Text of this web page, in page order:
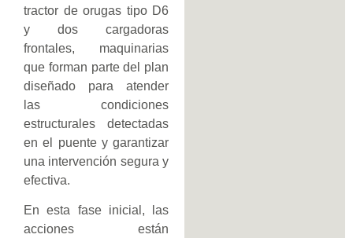
tractor de orugas tipo D6
y dos cargadoras
frontales, maquinarias
que forman parte del plan
diseñado para atender
las condiciones
estructurales detectadas
en el puente y garantizar
una intervención segura y
efectiva.
En esta fase inicial, las
acciones están